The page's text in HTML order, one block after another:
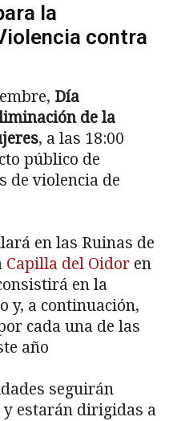
la
contra
Día
de la
, a las 18:00
público de
de violencia de
en las Ruinas de
Capilla del Oidor en
en la
y, a continuación,
cada una de las
año
seguirán
y estarán dirigidas a